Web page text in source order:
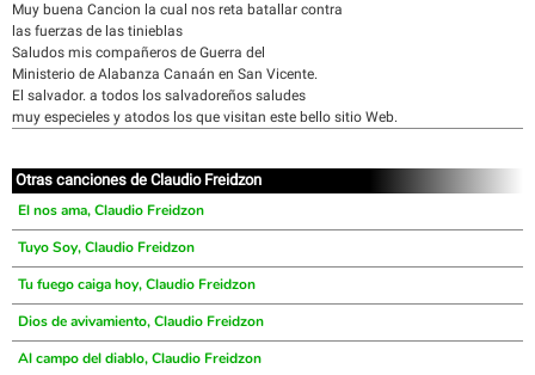
Muy buena Cancion la cual nos reta batallar contra
las fuerzas de las tinieblas
Saludos mis compañeros de Guerra del
Ministerio de Alabanza Canaán en San Vicente.
El salvador. a todos los salvadoreños saludes
muy especieles y atodos los que visitan este bello sitio Web.
Otras canciones de Claudio Freidzon
El nos ama, Claudio Freidzon
Tuyo Soy, Claudio Freidzon
Tu fuego caiga hoy, Claudio Freidzon
Dios de avivamiento, Claudio Freidzon
Al campo del diablo, Claudio Freidzon